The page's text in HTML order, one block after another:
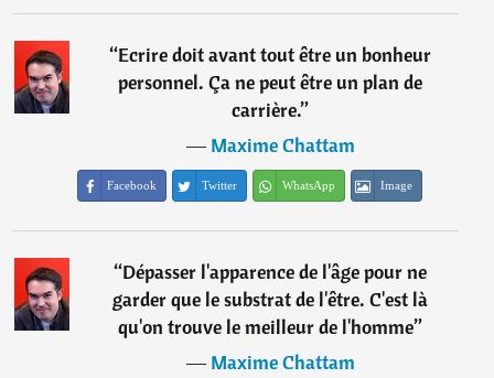
“Ecrire doit avant tout être un bonheur
personnel. Ça ne peut être un plan de
carrière.”
―Maxime Chattam
Facebook Twitter WhatsApp Image
“Dépasser l'apparence de l'âge pour ne
garder que le substrat de l'être. C'est là
qu'on trouve le meilleur de l'homme”
―Maxime Chattam